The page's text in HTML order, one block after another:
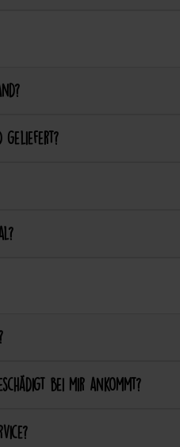
geliefert?
bei mir ankommt?